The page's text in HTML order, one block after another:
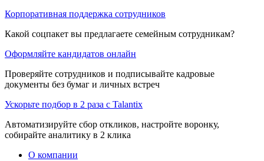
Корпоративная поддержка сотрудников
Какой соцпакет вы предлагаете семейным сотрудникам?
Оформляйте кандидатов онлайн
Проверяйте сотрудников и подписывайте кадровые
документы без бумаг и личных встреч
Ускорьте подбор в 2 раза с Talantix
Автоматизируйте сбор откликов, настройте воронку,
собирайте аналитику в 2 клика
О компании